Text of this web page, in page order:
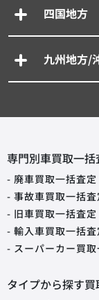
四国地方
九州地方/
専門別車買取一括
- 廃車買取一括査定
- 事故車買取一括査
- 旧車買取一括査定
- 輸入車買取一括査
- スーパーカー買
タイプから探す